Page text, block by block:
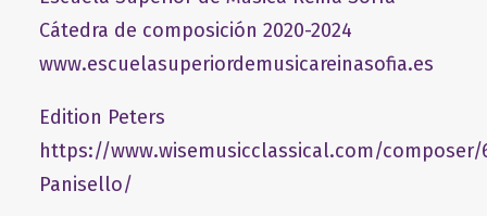
Cátedra de composición 2020-2024
www.escuelasuperiordemusicareinasofia.es
Edition Peters
https://www.wisemusicclassical.com/composer/
Panisello/